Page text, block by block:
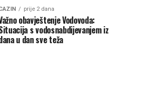
prije 2 dana
obavještenje Vodovoda:
s vodosnabdijevanjem iz
u dan sve teža